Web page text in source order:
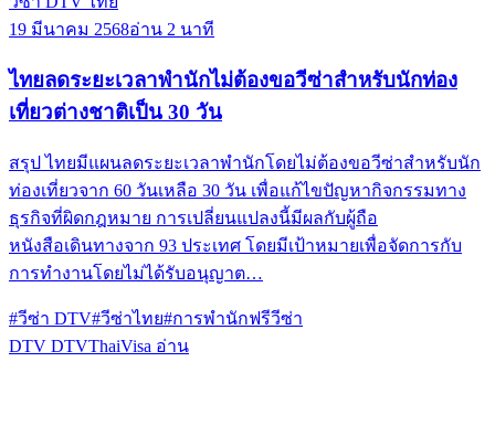
19 มีนาคม 2568อ่าน 2 นาที
ไทยลดระยะเวลาพำนักไม่ต้องขอวีซ่าสำหรับนักท่อง
เที่ยวต่างชาติเป็น 30 วัน
สรุป ไทยมีแผนลดระยะเวลาพำนักโดยไม่ต้องขอวีซ่าสำหรับนัก
ท่องเที่ยวจาก 60 วันเหลือ 30 วัน เพื่อแก้ไขปัญหากิจกรรมทาง
ธุรกิจที่ผิดกฎหมาย การเปลี่ยนแปลงนี้มีผลกับผู้ถือ
หนังสือเดินทางจาก 93 ประเทศ โดยมีเป้าหมายเพื่อจัดการกับ
การทำงานโดยไม่ได้รับอนุญาต…
#วีซ่า DTV#วีซ่าไทย#การพำนักฟรีวีซ่า
DTV DTVThaiVisa อ่าน